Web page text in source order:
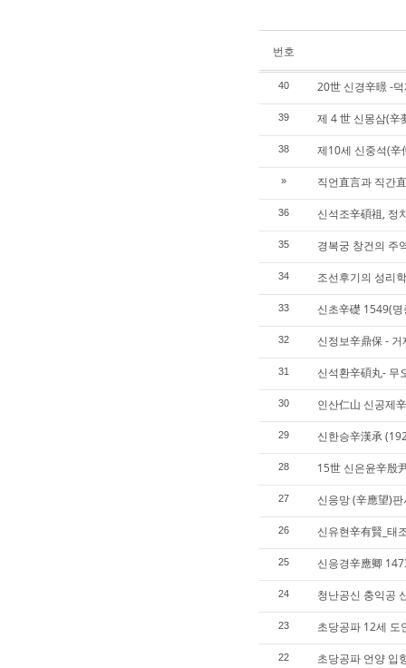
번호
40 20世 신경辛暻 -
39 제 4 世 신몽삼(辛
38 제10세 신중석(辛
» 직언直言과 직간
36 신석조辛碩祖, 정
35 경복궁 창건의 주
34 조선후기의 성리
33 신초辛礎 1549(
32 신정보辛鼎保 -
31 신석환辛碩丸- 무
30 인산仁山 신공제
29 신한승辛漢承
28 15世 신은윤辛殷
27 신응망 (辛應望)
26 신유현辛有賢_태
25 신응경辛應卿
24 청난공신 충익공
23 초당공파 12세 도
22 초당공파 언양 입